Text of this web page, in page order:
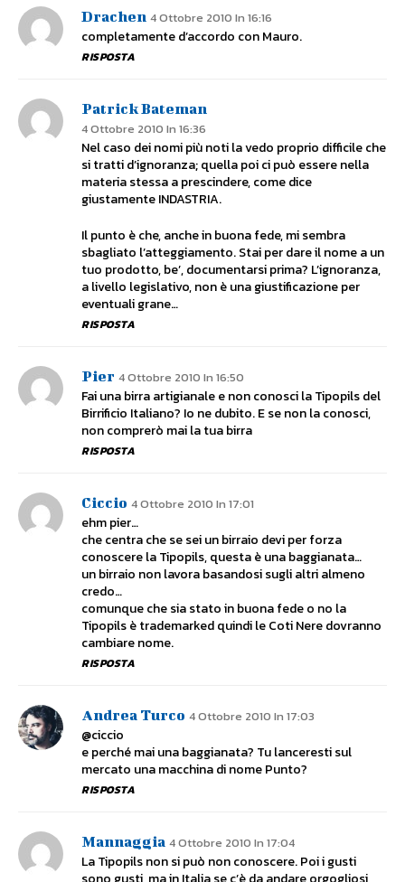
Drachen 4 Ottobre 2010 In 16:16
completamente d’accordo con Mauro.
RISPOSTA
Patrick Bateman
4 Ottobre 2010 In 16:36
Nel caso dei nomi più noti la vedo proprio difficile che
si tratti d’ignoranza; quella poi ci può essere nella
materia stessa a prescindere, come dice
giustamente INDASTRIA.
Il punto è che, anche in buona fede, mi sembra
sbagliato l’atteggiamento. Stai per dare il nome a un
tuo prodotto, be’, documentarsi prima? L’ignoranza,
a livello legislativo, non è una giustificazione per
eventuali grane…
RISPOSTA
Pier 4 Ottobre 2010 In 16:50
Fai una birra artigianale e non conosci la Tipopils del
Birrificio Italiano? Io ne dubito. E se non la conosci,
non comprerò mai la tua birra
RISPOSTA
Ciccio 4 Ottobre 2010 In 17:01
ehm pier…
che centra che se sei un birraio devi per forza
conoscere la Tipopils, questa è una baggianata…
un birraio non lavora basandosi sugli altri almeno
credo…
comunque che sia stato in buona fede o no la
Tipopils è trademarked quindi le Coti Nere dovranno
cambiare nome.
RISPOSTA
Andrea Turco 4 Ottobre 2010 In 17:03
@ciccio
e perché mai una baggianata? Tu lanceresti sul
mercato una macchina di nome Punto?
RISPOSTA
Mannaggia 4 Ottobre 2010 In 17:04
La Tipopils non si può non conoscere. Poi i gusti